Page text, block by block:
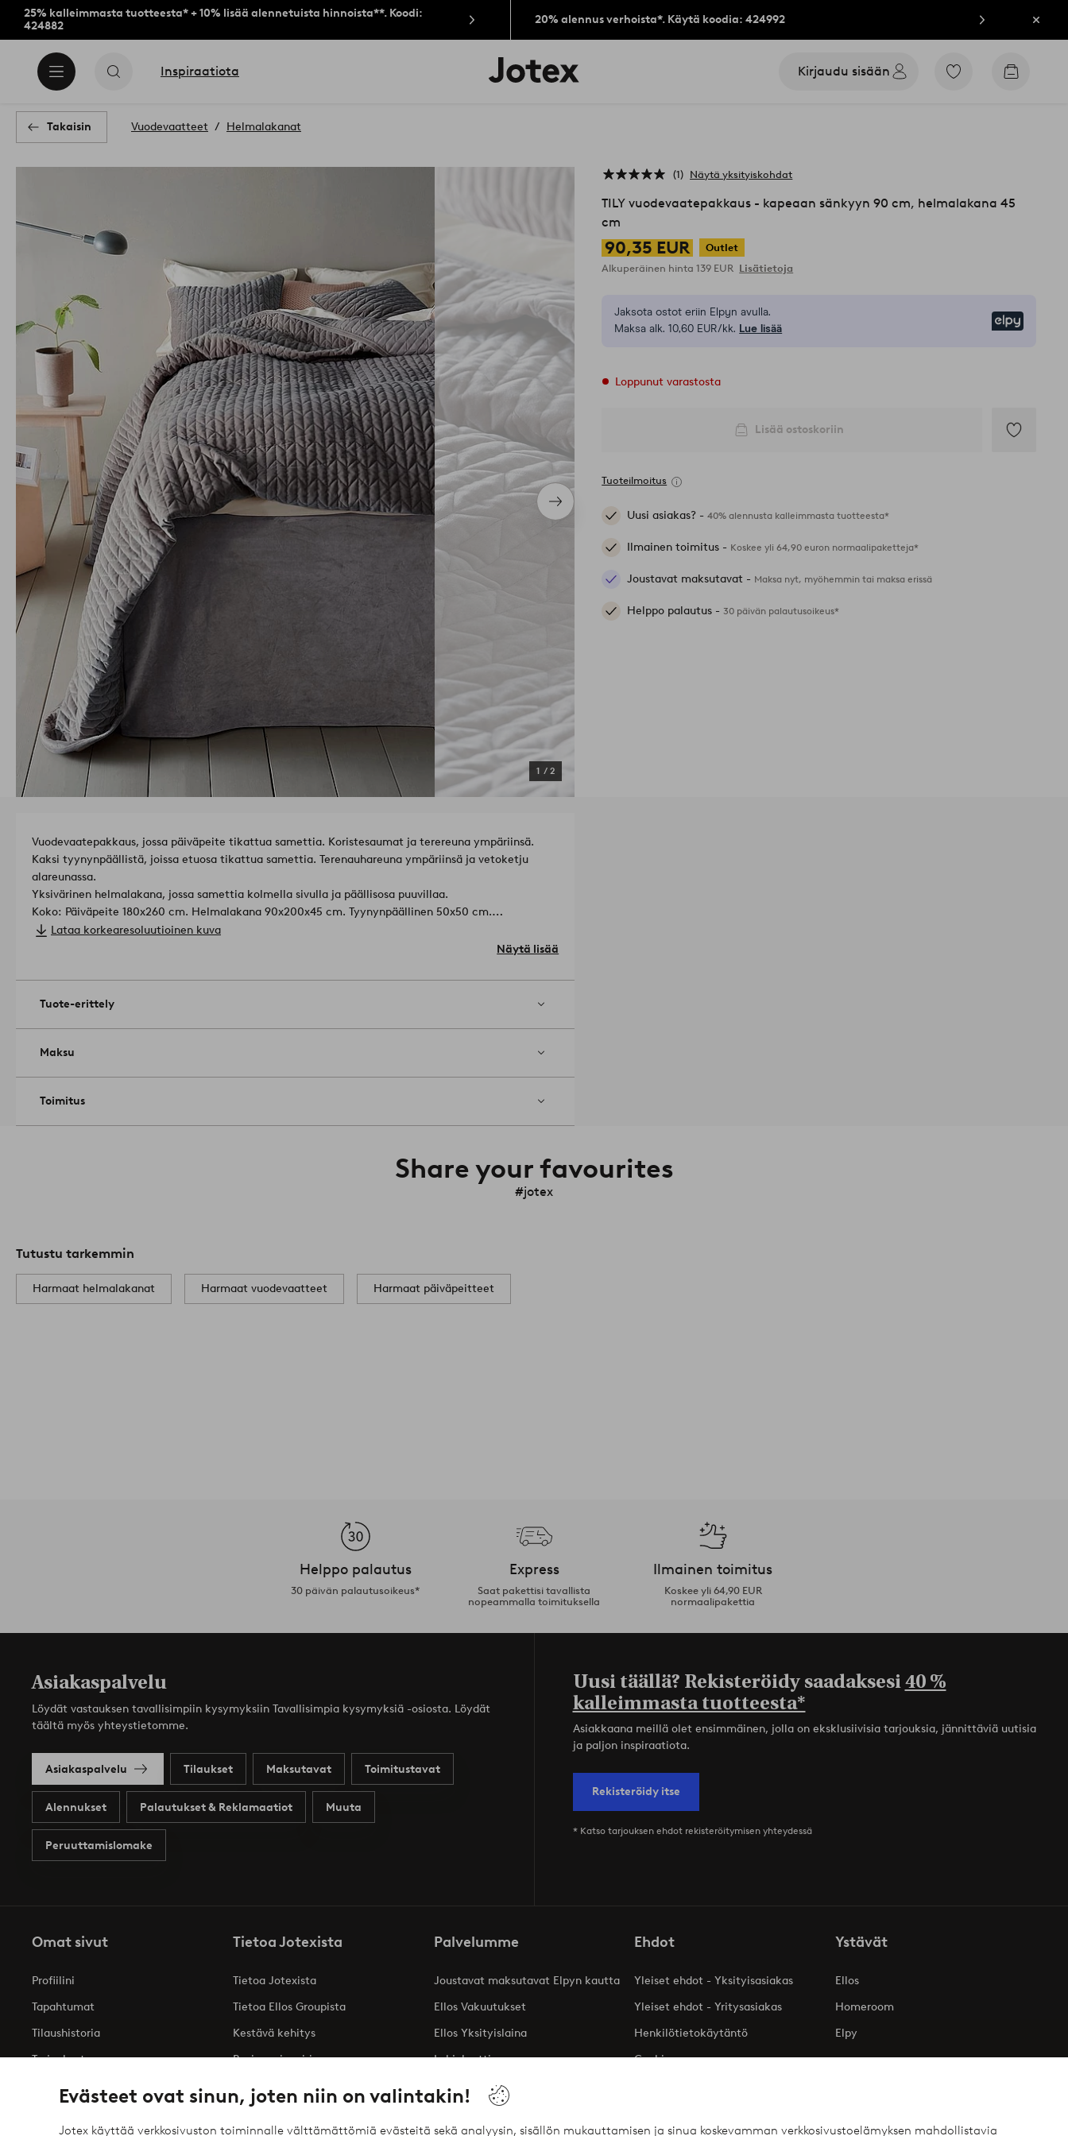
Evästeet ovat sinun, joten niin on valintakin!
Jotex käyttää verkkosivuston toiminnalle välttämättömiä evästeitä sekä analyysin, sisällön mukauttamisen ja sinua koskevamman verkkosivustoelämyksen mahdollistavia
25% kalleimmasta tuotteesta* + 10% lisää alennetuista hinnoista**. Koodi:
424882
20% alennus verhoista*. Käytä koodia: 424992 Sulje
Inspiraatiota
Jotex-
logo
Kirjaudu sisään
Siirry
Siirry
Takaisin Vuodevaatteet Helmalakanat
Seuraava
tuote
1 / 2
1 Näytä yksityiskohdat
TILY vuodevaatepakkaus - kapeaan sänkyyn 90 cm, helmalakana 45
cm
90,35 EUR
Outlet
Alkuperäinen hinta139 EUR Lisätietoja
Jaksota ostot eriin Elpyn avulla.
Maksa alk. 10,60 EUR/kk. Lue lisää
Loppunut varastosta
Lisää ostoskoriin
Tuoteilmoitus
Uusi asiakas? -40% alennusta kalleimmasta tuotteesta*
Ilmainen toimitus - Koskee yli 64,90 euron normaalipaketteja*
Joustavat maksutavat - Maksa nyt, myöhemmin tai maksa erissä
Helppo palautus -30 päivän palautusoikeus*
Vuodevaatepakkaus, jossa päiväpeite tikattua samettia. Koristesaumat ja terereuna ympäriinsä.
Kaksi tyynynpäällistä, joissa etuosa tikattua samettia. Terenauhareuna ympäriinsä ja vetoketju
alareunassa.
Yksivärinen helmalakana, jossa samettia kolmella sivulla ja päällisosa puuvillaa.
Koko: Päiväpeite 180x260 cm. Helmalakana 90x200x45 cm. Tyynynpäällinen 50x50 cm.
Materiaali: 100% polyesteriä. Täyte 100% polyesteriä.
Lataa korkearesoluutioinen kuva
Näytä lisää
Tuote-erittely
Maksu
Toimitus
Share your favourites
#jotex
Tutustu tarkemmin
Harmaat helmalakanat Harmaat vuodevaatteet Harmaat päiväpeitteet
Helppo palautus
30 päivän palautusoikeus*
Express
Saat pakettisi tavallista
nopeammalla toimituksella
Ilmainen toimitus
Koskee yli 64,90 EUR
normaalipakettia
Asiakaspalvelu
Löydät vastauksen tavallisimpiin kysymyksiin Tavallisimpia kysymyksiä -osiosta. Löydät
täältä myös yhteystietomme.
Asiakaspalvelu Tilaukset Maksutavat Toimitustavat
Alennukset Palautukset & Reklamaatiot Muuta
Peruuttamislomake
Uusi täällä? Rekisteröidy saadaksesi40 %
kalleimmasta tuotteesta*
Asiakkaana meillä olet ensimmäinen, jolla on eksklusiivisia tarjouksia, jännittäviä uutisia
ja paljon inspiraatiota.
Rekisteröidy itse
* Katso tarjouksen ehdot rekisteröitymisen yhteydessä
Omat sivut
Profiilini
Tapahtumat
Tilaushistoria
Tarjoukset
Tietoa Jotexista
Tietoa Jotexista
Tietoa Ellos Groupista
Kestävä kehitys
Business inquiries
Saavutettavuusseloste
Palvelumme
Joustavat maksutavat Elpyn kautta
Ellos Vakuutukset
Ellos Yksityislaina
Lahjakortti
Ehdot
Yleiset ehdot - Yksityisasiakas
Yleiset ehdot - Yritysasiakas
Henkilötietokäytäntö
Cookies
Ystävät
Ellos
Homeroom
Elpy